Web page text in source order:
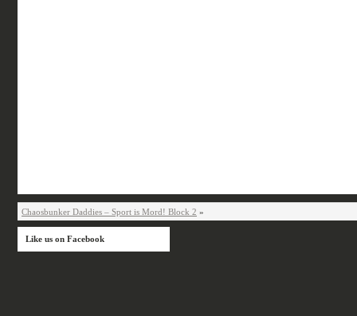
Chaosbunker Daddies – Sport is Mord! Block 2 »
Like us on Facebook